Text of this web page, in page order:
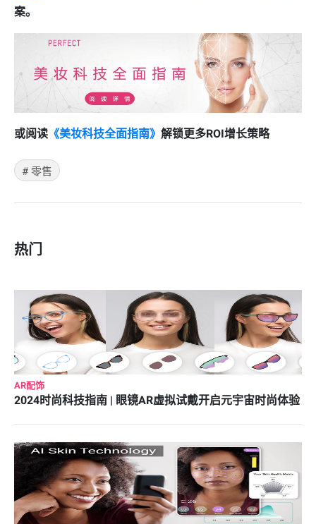
案。
或阅读 《美妆科技全面指南》 解锁更多ROI增长策略
# 零售
热门
AR配饰
2024时尚科技指南 | 眼镜AR虚拟试戴开启元宇宙时尚体验